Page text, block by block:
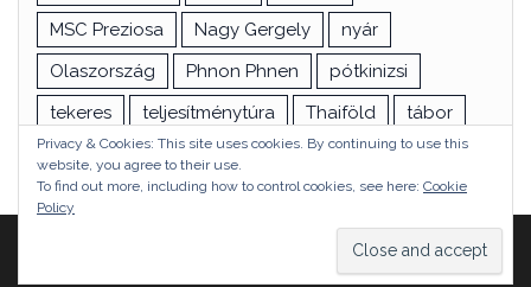
MSC Preziosa
Nagy Gergely
nyár
Olaszország
Phnon Phnen
pótkinizsi
tekeres
teljesítménytúra Thaiföld
tábor
túra
utazás vizsga Ázsia
Theme:Head Blog
Privacy & Cookies: This site uses cookies. By continuing to use this
website, you agree to their use.
To find out more, including how to control cookies, see here: Cookie
Policy